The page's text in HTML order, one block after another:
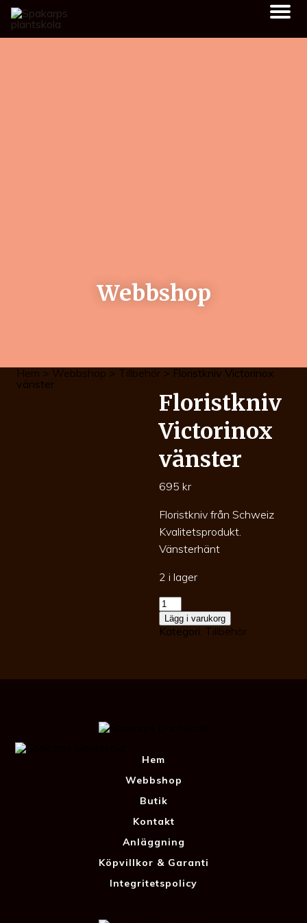
Webbshop
Hem > Webbshop > Tillbehör > Floristkniv Victorinox
vänster
Floristkniv
Victorinox
vänster
695 kr
Floristkniv från Schweiz
Kvalitetsprodukt.
Vänsterhänt
2 i lager
Floristkniv
Victorinox
vänster
mängd
Lägg i varukorg
Kategori: Tillbehör
Hem
Webbshop
Butik
Kontakt
Anläggning
Köpvillkor & Garanti
Integritetspolicy